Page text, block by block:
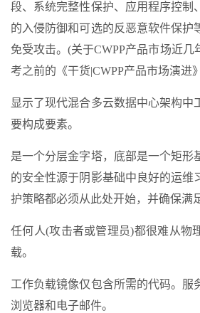
段、系统完整性保护、应用程序控制
的入侵防御和可选的反恶意软件保护
免受攻击。(关于CWPP产品市场近
考之前的《干货|CWPP产品市场演进
显示了现代混合多云数据中心架构中
要构成要素。
是一个分层金字塔，底部是一个矩形
的安全性源于阴影基础中良好的运维
护策略都必须从此处开始，并确保满
任何人(攻击者或管理员)都很难从物
载。
工作负载镜像仅包含所需的代码。服
浏览器和电子邮件。